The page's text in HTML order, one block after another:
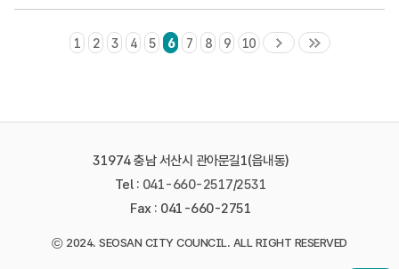
1 2 3 4 5 6 7 8 9 10
31974 충남 서산시 관아문길1(읍내동)
Tel : 041-660-2517/2531
Fax : 041-660-2751
©2024. SEOSAN CITY COUNCIL. ALL RIGHT RESERVED